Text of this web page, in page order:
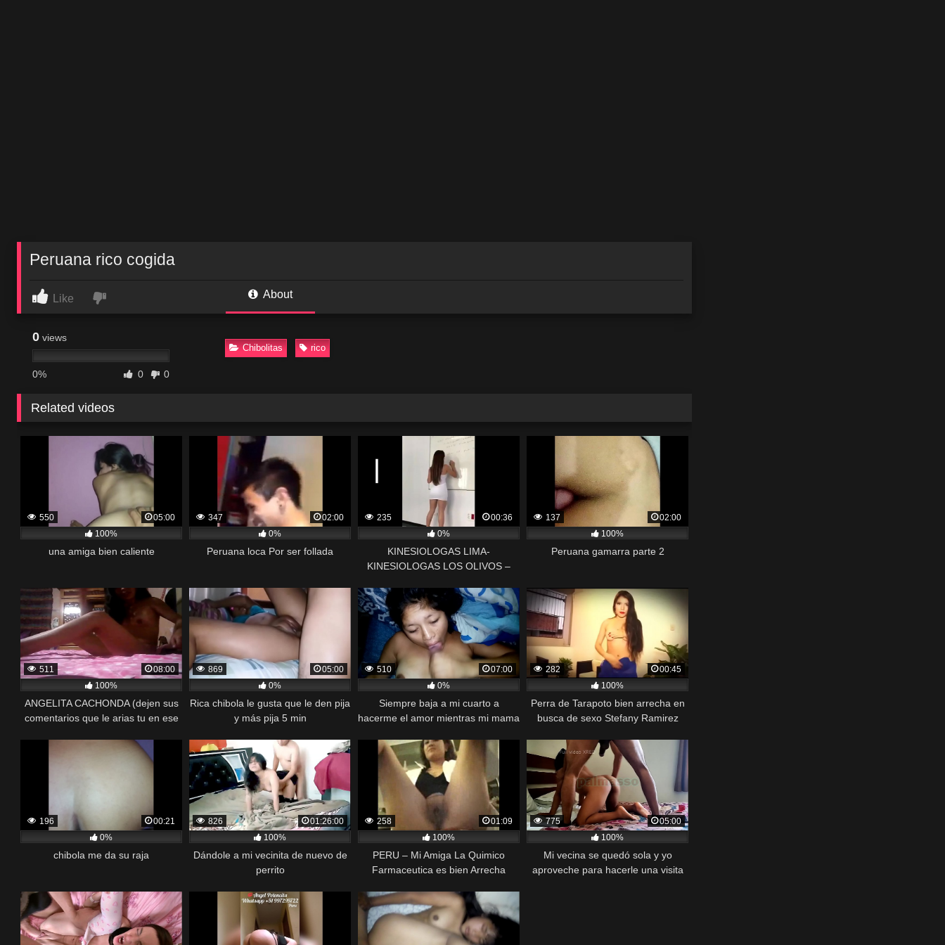
Peruana rico cogida
Like About
0 views
0% 0 0
Chibolitas rico
Related videos
550
05:00
100%
una amiga bien caliente
347
02:00
0%
Peruana loca Por ser follada
235
00:36
0%
KINESIOLOGAS LIMA-
KINESIOLOGAS LOS OLIVOS –
137
02:00
100%
Peruana gamarra parte 2
511
08:00
100%
ANGELITA CACHONDA (dejen sus
comentarios que le arias tu en ese
869
05:00
0%
Rica chibola le gusta que le den pija
y más pija 5 min
510
07:00
0%
Siempre baja a mi cuarto a
hacerme el amor mientras mi mama
282
00:45
100%
Perra de Tarapoto bien arrecha en
busca de sexo Stefany Ramirez
196
00:21
0%
chibola me da su raja
826
01:26:00
100%
Dándole a mi vecinita de nuevo de
perrito
258
01:09
100%
PERU – Mi Amiga La Quimico
Farmaceutica es bien Arrecha
775
05:00
100%
Mi vecina se quedó sola y yo
aproveche para hacerle una visita